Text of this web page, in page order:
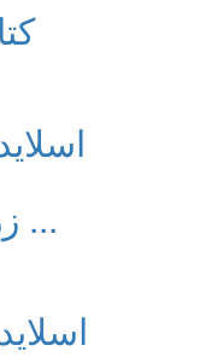
زرت صاحب العصر (عج) ...